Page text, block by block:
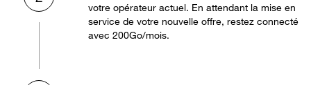
votre opérateur actuel. En attendant la mise en
service de votre nouvelle offre, restez connecté
avec 200Go/mois.